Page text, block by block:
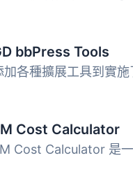
bbPress Tools
Cost Calculator